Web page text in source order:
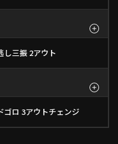
し三振 2アウト
ゴロ 3アウトチェンジ